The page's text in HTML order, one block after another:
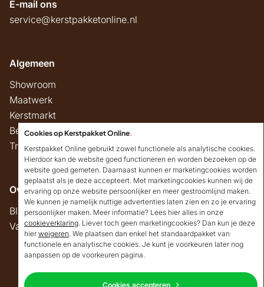
E-mail ons
service@kerstpakketonline.nl
Algemeen
Showroom
Maatwerk
Kerstmarkt
Belastingregels
Track & Trace
Overig
Blog
Vacatures
Copyright © 2026 Kerstpakket Online
Goedendag!
Mocht ik je ergens mee
kunnen helpen, dan
verneem ik dat graag.
Cookies op Kerstpakket Online.
Kerstpakket Online gebruikt zowel functionele als analytische cookies.
Hierdoor kan de website goed functioneren en worden bezoeken op de
website goed gemeten. Daarnaast kunnen er marketingcookies worden
geplaatst als je deze accepteert. Met marketingcookies kunnen wij de
ervaring op onze website persoonlijker en meer gestroomlijnd maken.
We kunnen je namelijk nuttige advertenties laten zien en zo je ervaring
persoonlijker maken. Meer informatie? Lees hier alles in onze
cookieverklaring. Liever toch geen marketingcookies? Dan kun je deze
hier weigeren. We plaatsen dan enkel het standaardpakket van
functionele en analytische cookies. Je kunt je voorkeuren later nog
aanpassen op de voorkeuren pagina.
Cookies accepteren